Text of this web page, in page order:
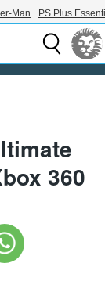
Man PS Plus
360